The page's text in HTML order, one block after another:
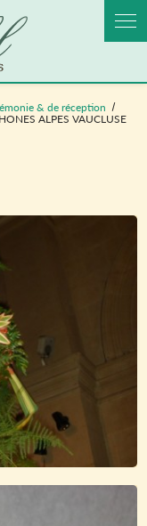
& de réception
ALPES VAUCLUSE